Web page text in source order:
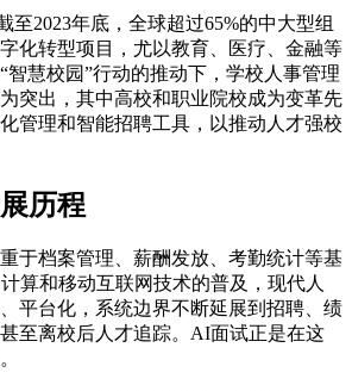
至2023年底，全球超过65%的中大型组
化转型项目，尤以教育、医疗、金融等
智慧校园”行动的推动下，学校人事管理
突出，其中高校和职业院校成为变革先
管理和智能招聘工具，以推动人才强校
历程
于档案管理、薪酬发放、考勤统计等基
算和移动互联网技术的普及，现代人
平台化，系统边界不断延展到招聘、绩
至离校后人才追踪。AI面试正是在这